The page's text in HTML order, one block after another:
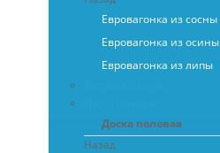
Евровагонка из сосны
Евровагонка из осины
Евровагонка из липы
Доска половая
Назад